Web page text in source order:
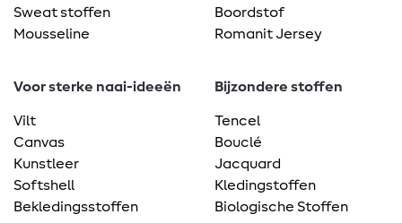
Sweat stoffen
Mousseline
Boordstof
Romanit Jersey
Voor sterke naai-ideeën
Vilt
Canvas
Kunstleer
Softshell
Bekledingsstoffen
Bijzondere stoffen
Tencel
Bouclé
Jacquard
Kledingstoffen
Biologische Stoffen